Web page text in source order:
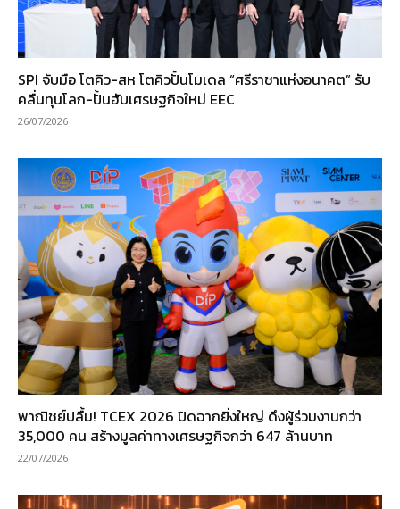
SPI จับมือ โตคิว-สห โตคิวปั้นโมเดล “ศรีราชาแห่งอนาคต” รับ
คลื่นทุนโลก-ปั้นฮับเศรษฐกิจใหม่ EEC
26/07/2026
พาณิชย์ปลื้ม! TCEX 2026 ปิดฉากยิ่งใหญ่ ดึงผู้ร่วมงานกว่า
35,000 คน สร้างมูลค่าทางเศรษฐกิจกว่า 647 ล้านบาท
22/07/2026